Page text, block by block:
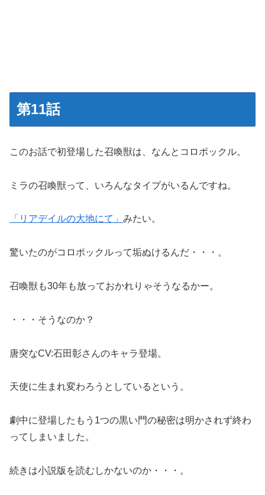
第11話
このお話で初登場した召喚獣は、なんとコロポックル。
ミラの召喚獣って、いろんなタイプがいるんですね。
「リアデイルの大地にて」 みたい。
驚いたのがコロポックルって垢ぬけるんだ・・・。
召喚獣も30年も放っておかれりゃそうなるかー。
・・・そうなのか？
唐突なCV:石田彰さんのキャラ登場。
天使に生まれ変わろうとしているという。
劇中に登場したもう1つの黒い門の秘密は明かされず終わ
ってしまいました。
続きは小説版を読むしかないのか・・・。